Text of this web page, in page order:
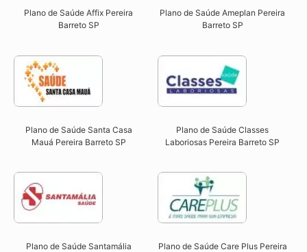
Plano de Saúde Affix Pereira
Barreto SP​
Plano de Saúde Ameplan Pereira
Barreto SP​
Plano de Saúde Santa Casa
Mauá Pereira Barreto SP​
Plano de Saúde Classes
Laboriosas Pereira Barreto SP​
Plano de Saúde Santamália
Plano de Saúde Care Plus Pereira